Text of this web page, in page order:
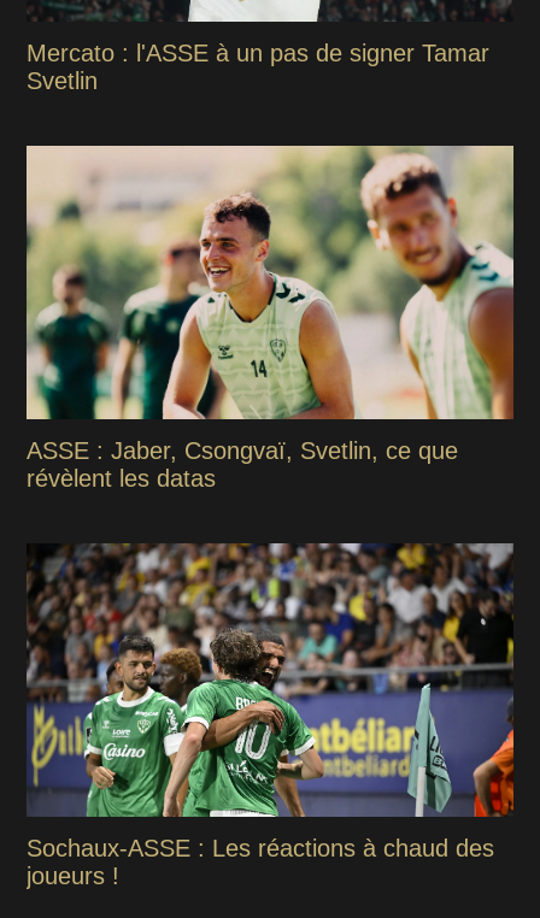
Mercato : l'ASSE à un pas de signer Tamar
Svetlin
ASSE : Jaber, Csongvaï, Svetlin, ce que
révèlent les datas
Sochaux-ASSE : Les réactions à chaud des
joueurs !